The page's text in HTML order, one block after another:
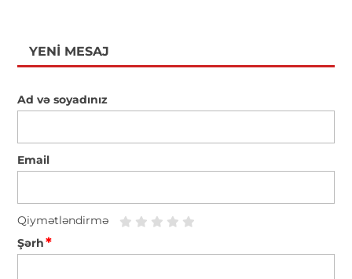
YENI MESAJ
Ad və soyadınız
Email
Qiymətləndirmə
Şərh*